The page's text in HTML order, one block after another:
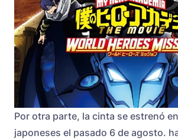
Por otra parte, la cinta se estrenó
japoneses el pasado 6 de agosto.